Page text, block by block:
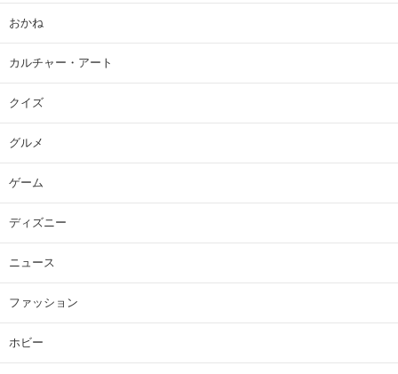
おかね
カルチャー・アート
クイズ
グルメ
ゲーム
ディズニー
ニュース
ファッション
ホビー